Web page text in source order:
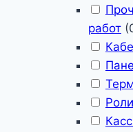
работ (